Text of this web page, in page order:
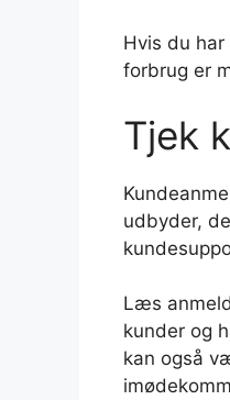
Hvis du
forbrug er
Tjek
udbyder,
Læs
kunder og
kan også